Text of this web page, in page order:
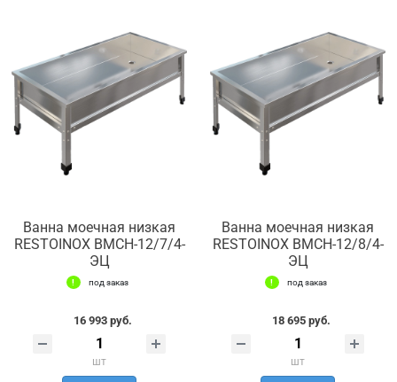
Ванна моечная низкая
RESTOINOX ВМСН-12/7/4-
ЭЦ
под заказ
16 993 руб.
шт
Ванна моечная низкая
RESTOINOX ВМСН-12/8/4-
ЭЦ
под заказ
18 695 руб.
шт